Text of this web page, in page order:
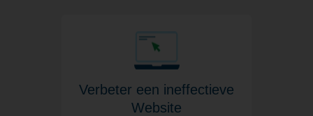
Verbeter een ineffectieve
Website